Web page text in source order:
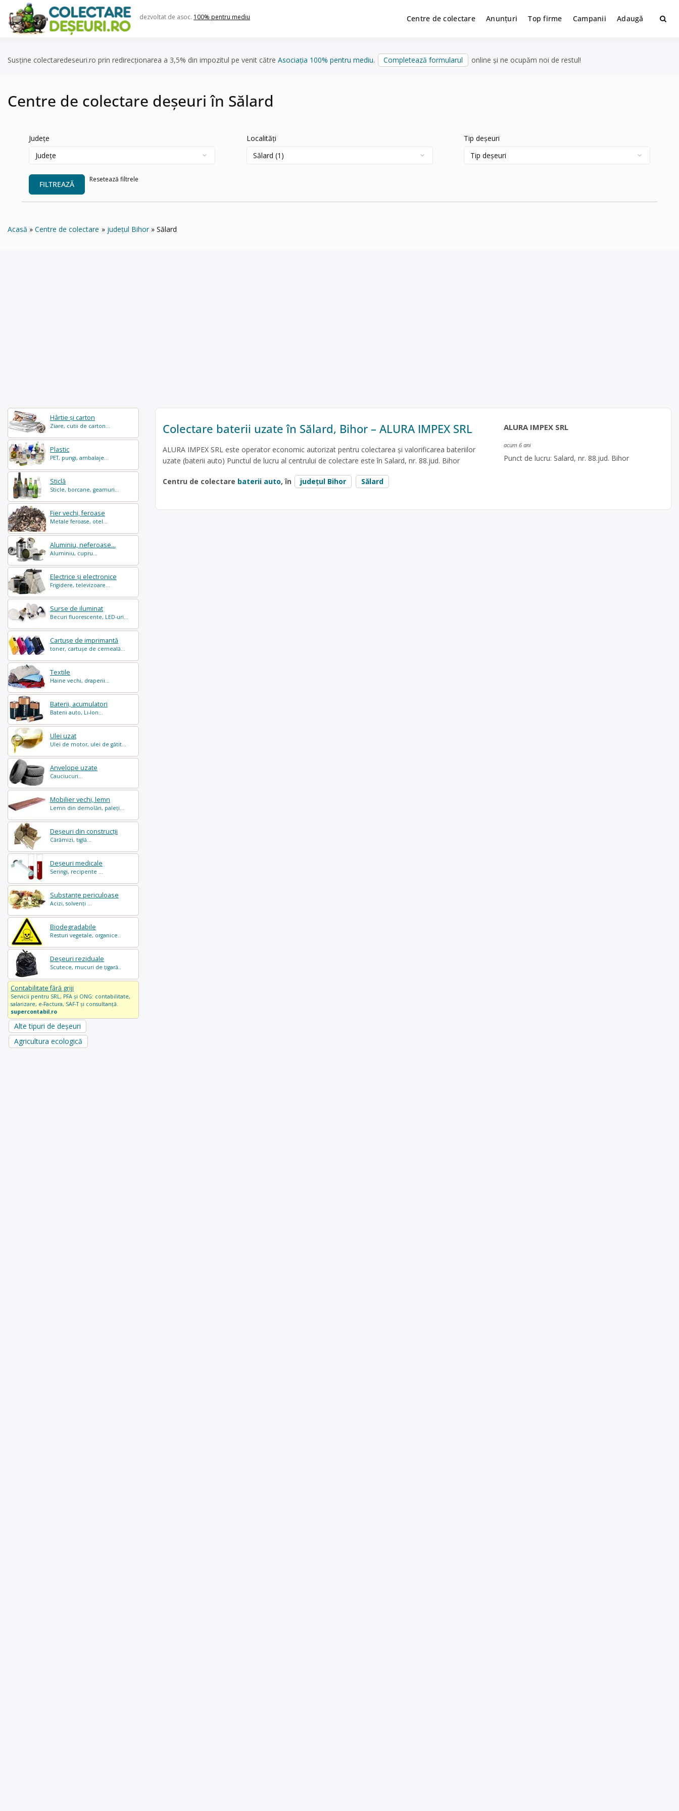
content
dezvoltat de asoc. 100% pentru mediu Centre de colectare Anunțuri Top firme Campanii Adaugă
Susține colectaredeseuri.ro prin redirecționarea a 3,5% din impozitul pe venit către Asociația 100% pentru mediu. Completează formularul online și ne ocupăm noi de restul!
Centre de colectare deșeuri în Sălard
Județe Localități Tip deșeuri
FILTREAZĂ
Resetează filtrele
Acasă Centre de colectare județul Bihor Sălard
Hârtie și carton
Ziare, cutii de carton...
Plastic
PET, pungi, ambalaje...
Sticlă
Sticle, borcane, geamuri...
Fier vechi, feroase
Metale feroase, otel...
Aluminiu, neferoase...
Aluminiu, cupru...
Electrice și electronice
Frigidere, televizoare...
Surse de iluminat
Becuri fluorescente, LED-uri...
Cartușe de imprimantă
toner, cartușe de cerneală...
Textile
Haine vechi, draperii...
Baterii, acumulatori
Baterii auto, Li-Ion...
Ulei uzat
Ulei de motor, ulei de gătit...
Anvelope uzate
Cauciucuri...
Mobilier vechi, lemn
Lemn din demolări, paleți...
Deșeuri din construcții
Cărămizi, tiglă...
Deșeuri medicale
Seringi, recipente ...
Substanțe periculoase
Acizi, solvenți ...
Biodegradabile
Resturi vegetale, organice..
Deșeuri reziduale
Scutece, mucuri de țigară..
Contabilitate fără griji
Servicii pentru SRL, PFA și ONG: contabilitate,
salarizare, e-Factura, SAF-T și consultanță.
supercontabil.ro
Alte tipuri de deșeuri
Agricultura ecologică
Colectare baterii uzate în Sălard, Bihor – ALURA IMPEX SRL
ALURA IMPEX SRL este operator economic autorizat pentru colectarea și valorificarea bateriilor
uzate (baterii auto) Punctul de lucru al centrului de colectare este în Salard, nr. 88.jud. Bihor
Centru de colectare baterii auto, în județul Bihor Sălard
ALURA IMPEX SRL
acum 6 ani
Punct de lucru: Salard, nr. 88.jud. Bihor